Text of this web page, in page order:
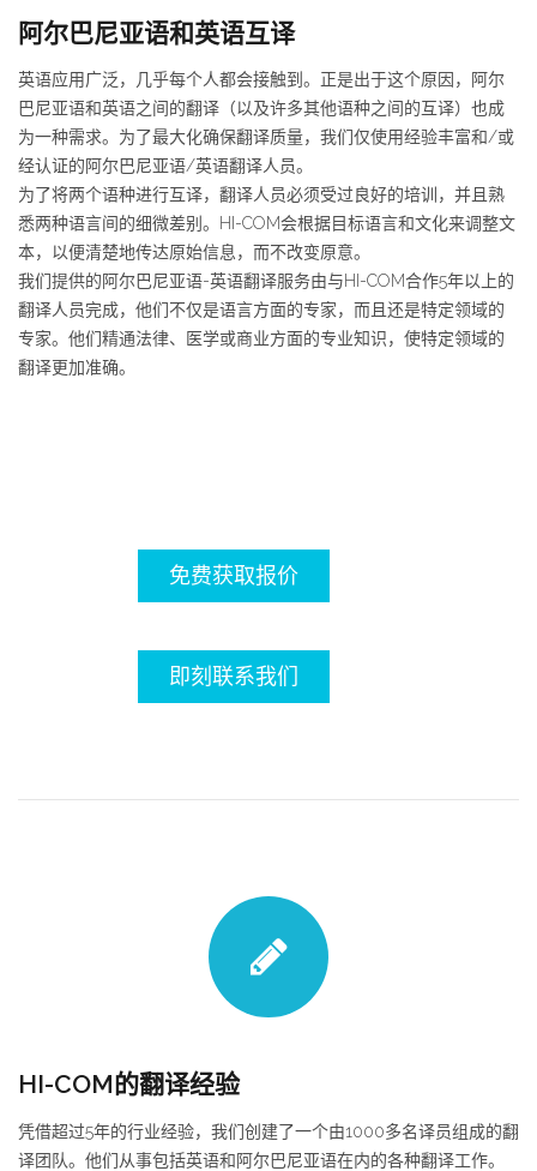
阿尔巴尼亚语和英语互译
英语应用广泛，几乎每个人都会接触到。正是出于这个原因，阿尔
巴尼亚语和英语之间的翻译（以及许多其他语种之间的互译）也成
为一种需求。为了最大化确保翻译质量，我们仅使用经验丰富和/或
经认证的阿尔巴尼亚语/英语翻译人员。
为了将两个语种进行互译，翻译人员必须受过良好的培训，并且熟
悉两种语言间的细微差别。HI-COM会根据目标语言和文化来调整文
本，以便清楚地传达原始信息，而不改变原意。
我们提供的阿尔巴尼亚语-英语翻译服务由与HI-COM合作5年以上的
翻译人员完成，他们不仅是语言方面的专家，而且还是特定领域的
专家。他们精通法律、医学或商业方面的专业知识，使特定领域的
翻译更加准确。
免费获取报价
即刻联系我们
HI-COM的翻译经验
凭借超过5年的行业经验，我们创建了一个由1000多名译员组成的翻
译团队。他们从事包括英语和阿尔巴尼亚语在内的各种翻译工作。